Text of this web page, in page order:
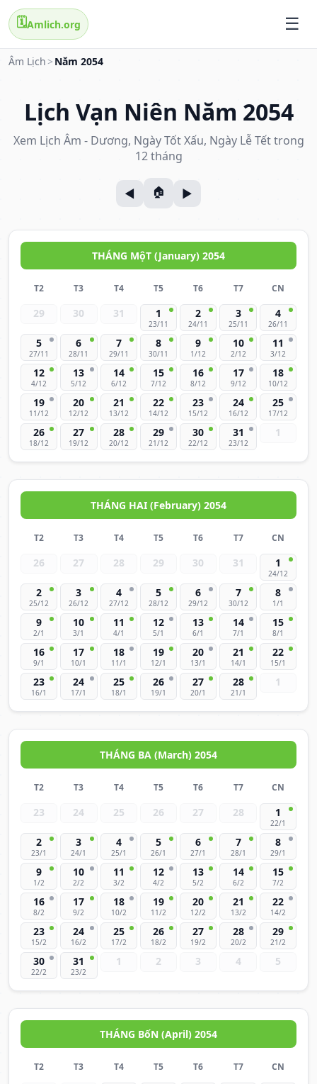
🗓️Amlich.org
Âm Lịch > Năm 2054
Lịch Vạn Niên Năm 2054
Xem Lịch Âm - Dương, Ngày Tốt Xấu, Ngày Lễ Tết trong
12 tháng
THÁNG MộT (January) 2054
T2 T3 T4 T5 T6 T7 CN
29 30 31 1
23/11
2
24/11
3
25/11
4
26/11
5
27/11
6
28/11
7
29/11
8
30/11
9
1/12
10
2/12
11
3/12
12
4/12
13
5/12
14
6/12
15
7/12
16
8/12
17
9/12
18
10/12
19
11/12
20
12/12
21
13/12
22
14/12
23
15/12
24
16/12
25
17/12
26
18/12
27
19/12
28
20/12
29
21/12
30
22/12
31
23/12
1
THÁNG HAI (February) 2054
T2 T3 T4 T5 T6 T7 CN
26 27 28 29 30 31 1
24/12
2
25/12
3
26/12
4
27/12
5
28/12
6
29/12
7
30/12
8
1/1
9
2/1
10
3/1
11
4/1
12
5/1
13
6/1
14
7/1
15
8/1
16
9/1
17
10/1
18
11/1
19
12/1
20
13/1
21
14/1
22
15/1
23
16/1
24
17/1
25
18/1
26
19/1
27
20/1
28
21/1
1
THÁNG BA (March) 2054
T2 T3 T4 T5 T6 T7 CN
23 24 25 26 27 28 1
22/1
2
23/1
3
24/1
4
25/1
5
26/1
6
27/1
7
28/1
8
29/1
9
1/2
10
2/2
11
3/2
12
4/2
13
5/2
14
6/2
15
7/2
16
8/2
17
9/2
18
10/2
19
11/2
20
12/2
21
13/2
22
14/2
23
15/2
24
16/2
25
17/2
26
18/2
27
19/2
28
20/2
29
21/2
30
22/2
31
23/2
1 2 3 4 5
THÁNG BốN (April) 2054
T2 T3 T4 T5 T6 T7 CN